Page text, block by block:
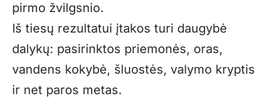
pirmo žvilgsnio.
Iš tiesų rezultatui įtakos turi daugybė
dalykų: pasirinktos priemonės, oras,
vandens kokybė, šluostės, valymo kryptis
ir net paros metas.